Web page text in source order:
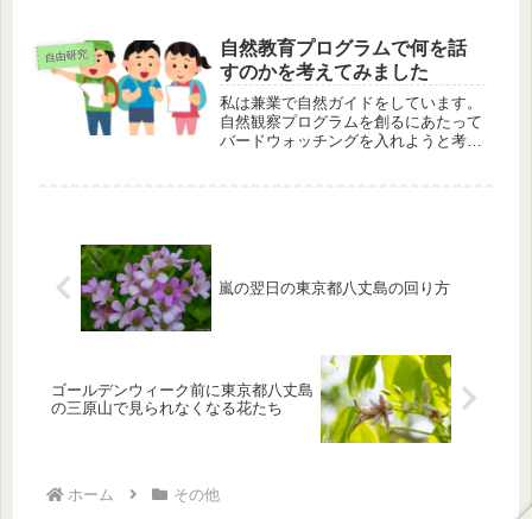
子供たちの繰り返し実験のときの気持
ちを想像しました。
自由研究
自然教育プログラムで何を話
すのかを考えてみました
私は兼業で自然ガイドをしています。
自然観察プログラムを創るにあたって
バードウォッチングを入れようと考え
嵐の翌日の東京都八丈島の回り方
ゴールデンウィーク前に東京都八丈島
の三原山で見られなくなる花たち
ホーム その他